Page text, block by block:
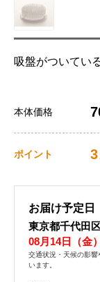
吸盤がついてい
本体価格
ポイント 3
お届け予定日
東京都千代田
08月14日（金
交通状況・天候の影
います。